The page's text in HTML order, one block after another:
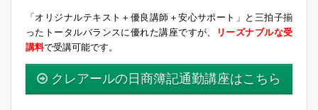
「オリジナルテキスト＋優良講師＋安心サポート」と三拍子揃
ったトータルバランスに優れた講座ですが、
リーズナブルな受
講料で受講可能です。
クレアールの日商簿記通勤講座はこちら